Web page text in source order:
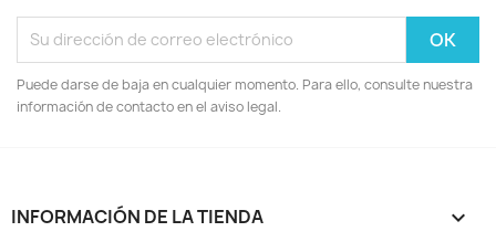
Puede darse de baja en cualquier momento. Para ello, consulte nuestra
información de contacto en el aviso legal.
INFORMACIÓN DE LA TIENDA keyboard_arrow_down